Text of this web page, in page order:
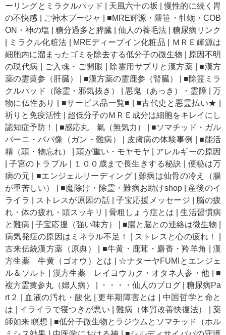
ーリングとミラクルパッド
天風六十の坂 |慢性的に続く胃
の不快感
ご神木プージャ
■MRE輝源・隈笹・牡蛎・COB
ON・神の塩
糖分過多と膵臓 仙人の養毛法
糖尿病リンク
ミラクル化粧法 MREディープイン化粧品
ＭＲＥ輝源は
細胞内に溜まったゴミを除去する低分子の微生物
原因不明
の現代病
ご入魂・ご開眼 除霊用サプリと漢方薬
■漢方
薬の霊黄参（肝臓）
■漢方薬の霊鹿参（腎臓）
■除霊ミラ
クルパッド（除霊・邪気抜き）
悪鬼（あっき）・霊障|万
物に仏性あり
■サービス品一覧■ ■古代史と悪霊払い★
祈りと免疫活性
超低分子のＭＲＥ成分は細胞をキレイにし
認知症予防！
■感応丸 氣（無気力）
■ソマチッド・ガル
バーニ・ババ像（ガン・難病）
皮膚病の体験事例
■能活
精（頭・物忘れ）
|頭が重い・モヤモヤ
アレルギーの原因
|子宮のトラブル １００歳まで長生きする秘訣
便秘は万
病の元
■エンジェルリーディング
難病は仙骨の冷え（腸
が重苦しい）
■魔除け・除霊・難病お助けshop| 産後のイ
ライラ
ストレスが原因の話|子宝応援メッセージ
脳の疲
れ・体の疲れ・頭スッキリ
|骨粗しょう症とは |生活習慣病
と難病 |子宝応援（強い味方） ■腸と脳との連絡は微生物
病気発症の原因はミネラル不足！
ストレスと心の疲れ！
古来伝統漢方薬（原典）
■牛黄・鹿茸・麝香・羚羊角 |漢
方生薬 牛黄（ゴオウ）とは
☆ナターヤFUMIとエンジェ
ル＆ソルト
漢方生薬 レイヨウカク・オタネ人参・他
■
複方霊黄参丸（婦人病）
・・・・仙人のブログ
糖尿病Pa
rt２
血液の汚れ・酸化 |更年期障害とは
中国哲学と命と
は
イライラで寝つきが悪い |難病（体質改善快復法） |薬
師如来 瞑想
■低分子微生物とラジウムとソマチッド（ホル